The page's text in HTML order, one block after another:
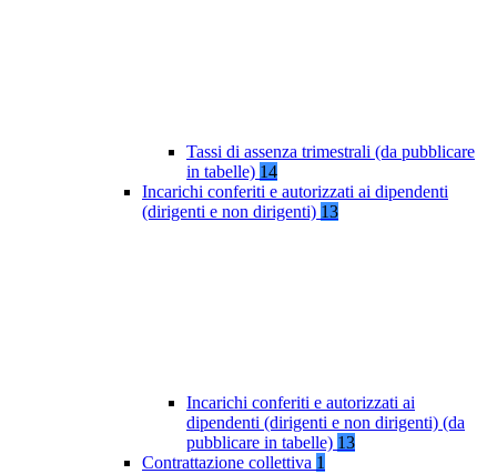
Tassi di assenza trimestrali (da pubblicare
in tabelle) 14
Incarichi conferiti e autorizzati ai dipendenti
(dirigenti e non dirigenti) 13
Incarichi conferiti e autorizzati ai
dipendenti (dirigenti e non dirigenti) (da
pubblicare in tabelle) 13
Contrattazione collettiva 1